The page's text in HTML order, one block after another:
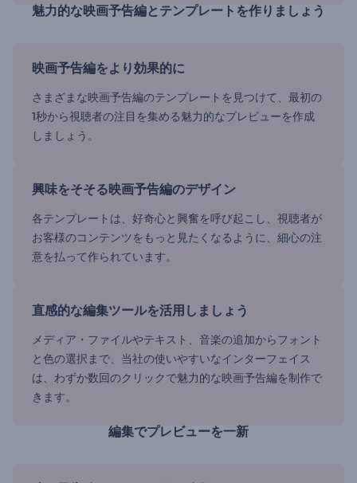
魅力的な映画予告編とテンプレートを作りましょう
映画予告編をより効果的に
さまざまな映画予告編のテンプレートを見つけて、最初の
1秒から視聴者の注目を集める魅力的なプレビューを作成
しましょう。
興味をそそる映画予告編のデザイン
各テンプレートは、好奇心と興奮を呼び起こし、視聴者が
お客様のコンテンツをもっと見たくなるように、細心の注
意を払って作られています。
直感的な編集ツールを活用しましょう
メディア・ファイルやテキスト、音楽の追加からフォント
と色の選択まで、当社の使いやすいなインターフェイス
は、わずか数回のクリックで魅力的な映画予告編を制作で
きます。
編集でプレビューを一新